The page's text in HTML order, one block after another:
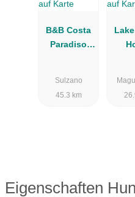
B&B Costa
Paradiso
Sulzano
45.3 km
Eigenschaften